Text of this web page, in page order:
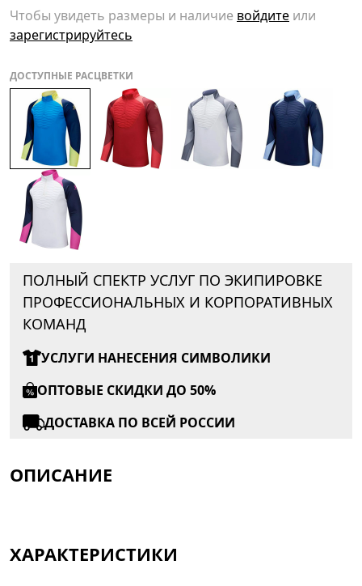
Чтобы увидеть размеры и наличие войдите или
зарегистрируйтесь
ДОСТУПНЫЕ РАСЦВЕТКИ
ПОЛНЫЙ СПЕКТР УСЛУГ ПО ЭКИПИРОВКЕ
ПРОФЕССИОНАЛЬНЫХ И КОРПОРАТИВНЫХ
КОМАНД
УСЛУГИ НАНЕСЕНИЯ СИМВОЛИКИ
ОПТОВЫЕ СКИДКИ ДО 50%
ДОСТАВКА ПО ВСЕЙ РОССИИ
ОПИСАНИЕ
ХАРАКТЕРИСТИКИ